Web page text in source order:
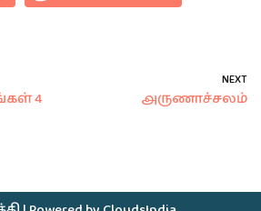
4
NEXT
அருணாச்சலம்